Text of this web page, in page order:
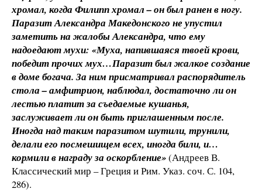
хромал, когда Филипп хромал – он был ранен в ногу.
Паразит Александра Македонского не упустил
заметить на жалобы Александра, что ему
надоедают мухи: «Муха, напившаяся твоей крови,
победит прочих мух…Паразит был жалкое создание
в доме богача. За ним присматривал распорядитель
стола – амфитрион, наблюдал, достаточно ли он
лестью платит за съедаемые кушанья,
заслуживает ли он быть приглашенным после.
Иногда над таким паразитом шутили, трунили,
делали его посмешищем всех, иногда били, и…
кормили в награду за оскорбление»(Андреев В.
Классический мир – Греция и Рим. Указ. соч. С. 104,
286).